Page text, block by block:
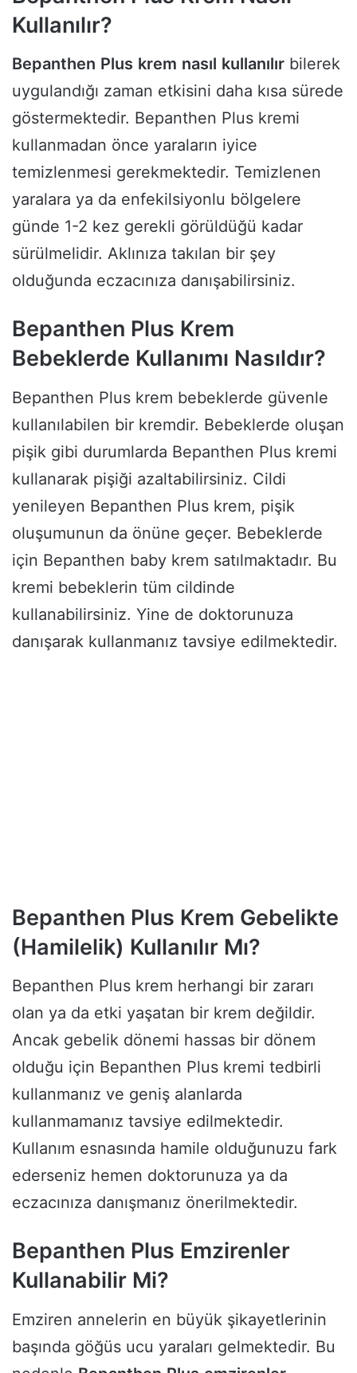
Kullanılır?
Bepanthen Plus krem nasıl kullanılır bilerek
uygulandığı zaman etkisini daha kısa sürede
göstermektedir. Bepanthen Plus kremi
kullanmadan önce yaraların iyice
temizlenmesi gerekmektedir. Temizlenen
yaralara ya da enfekilsiyonlu bölgelere
günde 1-2 kez gerekli görüldüğü kadar
sürülmelidir. Aklınıza takılan bir şey
olduğunda eczacınıza danışabilirsiniz.
Bepanthen Plus Krem
Bebeklerde Kullanımı Nasıldır?
Bepanthen Plus krem bebeklerde güvenle
kullanılabilen bir kremdir. Bebeklerde oluşan
pişik gibi durumlarda Bepanthen Plus kremi
kullanarak pişiği azaltabilirsiniz. Cildi
yenileyen Bepanthen Plus krem, pişik
oluşumunun da önüne geçer. Bebeklerde
için Bepanthen baby krem satılmaktadır. Bu
kremi bebeklerin tüm cildinde
kullanabilirsiniz. Yine de doktorunuza
danışarak kullanmanız tavsiye edilmektedir.
Bepanthen Plus Krem Gebelikte
(Hamilelik) Kullanılır Mı?
Bepanthen Plus krem herhangi bir zararı
olan ya da etki yaşatan bir krem değildir.
Ancak gebelik dönemi hassas bir dönem
olduğu için Bepanthen Plus kremi tedbirli
kullanmanız ve geniş alanlarda
kullanmamanız tavsiye edilmektedir.
Kullanım esnasında hamile olduğunuzu fark
ederseniz hemen doktorunuza ya da
eczacınıza danışmanız önerilmektedir.
Bepanthen Plus Emzirenler
Kullanabilir Mi?
Emziren annelerin en büyük şikayetlerinin
başında göğüs ucu yaraları gelmektedir. Bu